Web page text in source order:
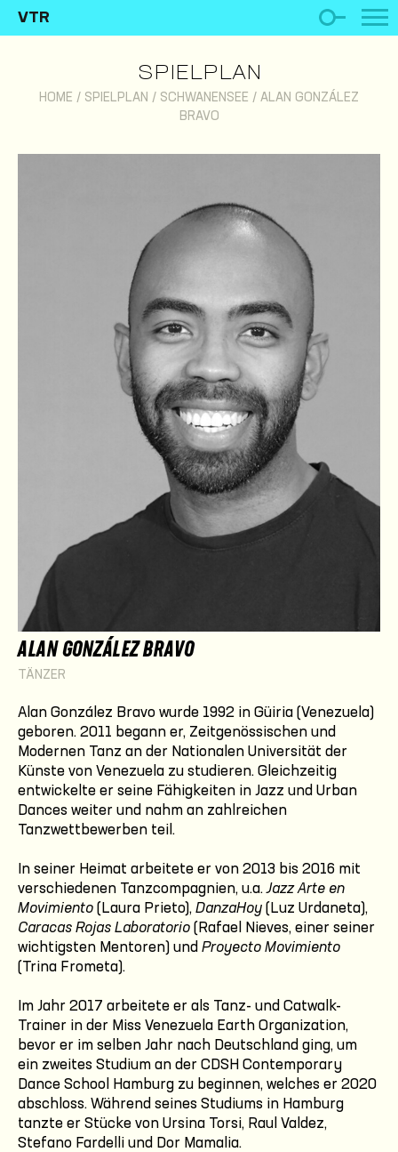
VTR
SPIELPLAN
HOME / SPIELPLAN / SCHWANENSEE / ALAN GONZÁLEZ
BRAVO
ALAN GONZÁLEZ BRAVO
TÄNZER
Alan González Bravo wurde 1992 in Güiria (Venezuela)
geboren. 2011 begann er, Zeitgenössischen und
Modernen Tanz an der Nationalen Universität der
Künste von Venezuela zu studieren. Gleichzeitig
entwickelte er seine Fähigkeiten in Jazz und Urban
Dances weiter und nahm an zahlreichen
Tanzwettbewerben teil.
In seiner Heimat arbeitete er von 2013 bis 2016 mit
verschiedenen Tanzcompagnien, u.a.Jazz Arte en
Movimiento (Laura Prieto), DanzaHoy (Luz Urdaneta),
Caracas Rojas Laboratorio (Rafael Nieves, einer seiner
wichtigsten Mentoren) und Proyecto Movimiento
(Trina Frometa).
Im Jahr 2017 arbeitete er als Tanz- und Catwalk-
Trainer in der Miss Venezuela Earth Organization,
bevor er im selben Jahr nach Deutschland ging, um
ein zweites Studium an der CDSH Contemporary
Dance School Hamburg zu beginnen, welches er 2020
abschloss. Während seines Studiums in Hamburg
tanzte er Stücke von Ursina Torsi, Raul Valdez,
Stefano Fardelli und Dor Mamalia.